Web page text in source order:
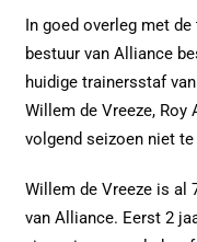
In goed overleg met
bestuur van Alliance
huidige trainersstaf
Willem de Vreeze, Roy
volgend seizoen niet te
Willem de Vreeze is al
van Alliance. Eerst 2